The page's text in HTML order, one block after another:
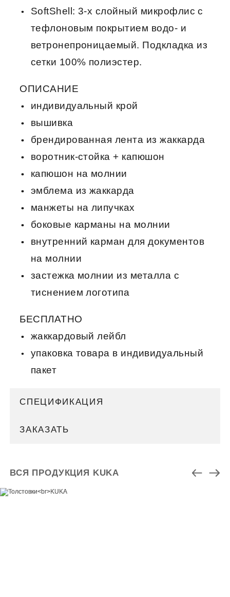
SoftShell: 3-х слойный микрофлис с
тефлоновым покрытием водо- и
ветронепроницаемый. Подкладка из
сетки 100% полиэстер.
ОПИСАНИЕ
индивидуальный крой
вышивка
брендированная лента из жаккарда
воротник-стойка + капюшон
капюшон на молнии
эмблема из жаккарда
манжеты на липучках
боковые карманы на молнии
внутренний карман для документов
на молнии
застежка молнии из металла с
тиснением логотипа
БЕСПЛАТНО
жаккардовый лейбл
упаковка товара в индивидуальный
пакет
СПЕЦИФИКАЦИЯ
ЗАКАЗАТЬ
ВСЯ ПРОДУКЦИЯ KUKA